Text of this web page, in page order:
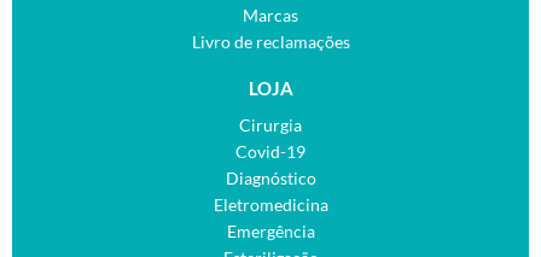
Marcas
Livro de reclamações
LOJA
Cirurgia
Covid-19
Diagnóstico
Eletromedicina
Emergência